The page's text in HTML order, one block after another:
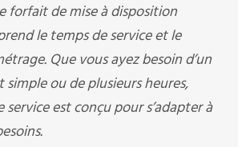
forfait de mise à disposition
le temps de service et le
Que vous ayez besoin d’un
simple ou de plusieurs heures,
service est conçu pour s’adapter à